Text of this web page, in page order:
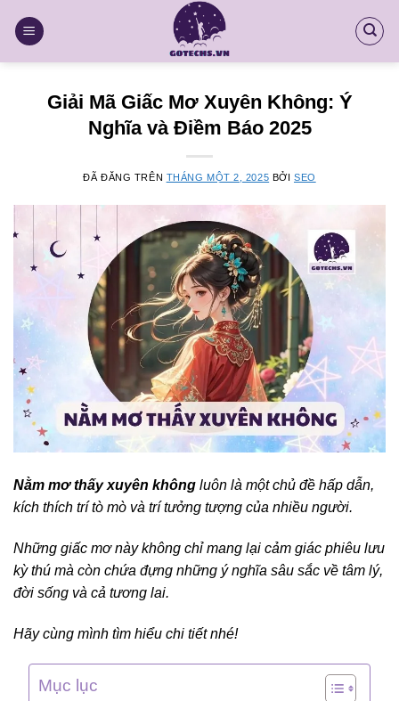
đến
Giải Mã Giấc Mơ Xuyên Không: Ý
Nghĩa và Điềm Báo 2025
ĐÃ ĐĂNG TRÊN THÁNG MỘT 2, 2025 BỞI SEO
Nằm mơ thấy xuyên không luôn là một chủ đề hấp dẫn,
kích thích trí tò mò và trí tưởng tượng của nhiều người.
Những giấc mơ này không chỉ mang lại cảm giác phiêu lưu
kỳ thú mà còn chứa đựng những ý nghĩa sâu sắc về tâm lý,
đời sống và cả tương lai.
Hãy cùng mình tìm hiểu chi tiết nhé!
Mục lục